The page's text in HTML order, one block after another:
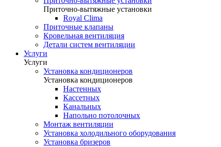
Приточно-вытяжные установки
Royal Clima
Приточные клапаны
Кровельная вентиляция
Детали систем вентиляции
Услуги
Услуги
Установка кондиционеров
Установка кондиционеров
Настенных
Кассетных
Канальных
Напольно потолочных
Монтаж вентиляции
Установка холодильного оборудования
Установка бризеров